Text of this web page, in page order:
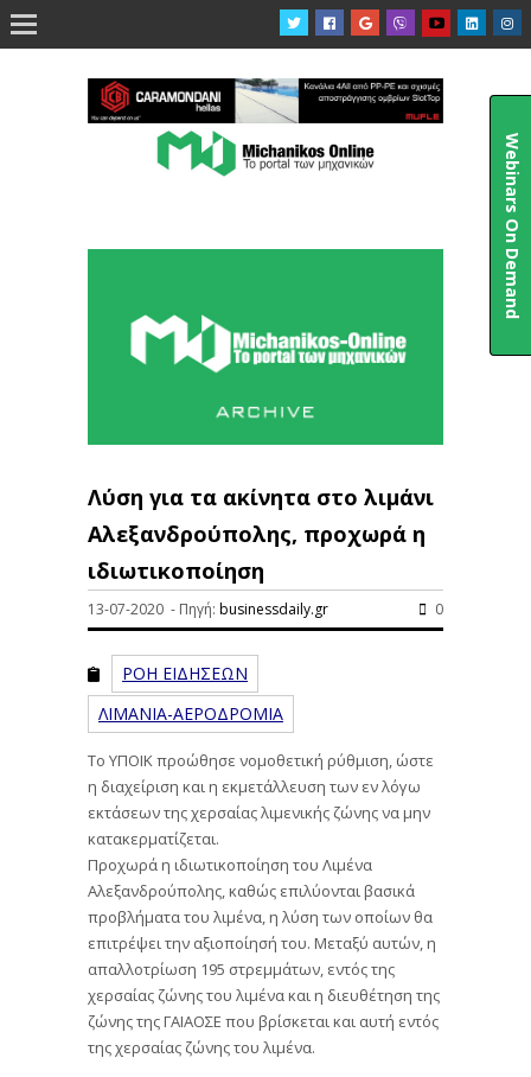

Λύση για τα ακίνητα στο λιμάνι
Αλεξανδρούπολης, προχωρά η
ιδιωτικοποίηση
13-07-2020 - Πηγή: businessdaily.gr 0
ΡΟΗ ΕΙΔΗΣΕΩΝ
ΛΙΜΑΝΙΑ-ΑΕΡΟΔΡΟΜΙΑ
Το ΥΠΟΙΚ προώθησε νομοθετική ρύθμιση, ώστε
η διαχείριση και η εκμετάλλευση των εν λόγω
εκτάσεων της χερσαίας λιμενικής ζώνης να μην
κατακερματίζεται.
Προχωρά η ιδιωτικοποίηση του Λιμένα
Αλεξανδρούπολης, καθώς επιλύονται βασικά
προβλήματα του λιμένα, η λύση των οποίων θα
επιτρέψει την αξιοποίησή του. Μεταξύ αυτών, η
απαλλοτρίωση 195 στρεμμάτων, εντός της
χερσαίας ζώνης του λιμένα και η διευθέτηση της
ζώνης της ΓΑΙΑΟΣΕ που βρίσκεται και αυτή εντός
της χερσαίας ζώνης του λιμένα.
Webinars On Demand